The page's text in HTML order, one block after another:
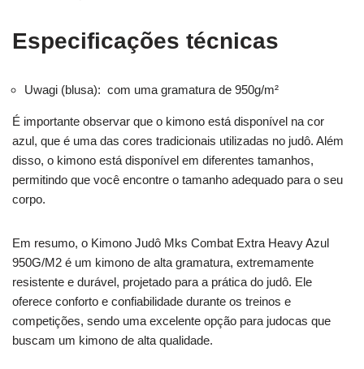
Especificações técnicas
Uwagi (blusa): com uma gramatura de 950g/m²
É importante observar que o kimono está disponível na cor
azul, que é uma das cores tradicionais utilizadas no judô. Além
disso, o kimono está disponível em diferentes tamanhos,
permitindo que você encontre o tamanho adequado para o seu
corpo.
Em resumo, o Kimono Judô Mks Combat Extra Heavy Azul
950G/M2 é um kimono de alta gramatura, extremamente
resistente e durável, projetado para a prática do judô. Ele
oferece conforto e confiabilidade durante os treinos e
competições, sendo uma excelente opção para judocas que
buscam um kimono de alta qualidade.